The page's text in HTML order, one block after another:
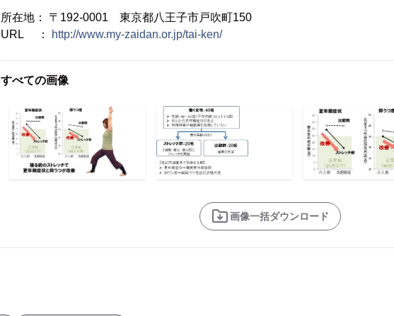
所在地： 〒192-0001 東京都八王子市戸吹町150
URL ：
http://www.my-zaidan.or.jp/tai-ken/
すべての画像
画像一括ダウンロード